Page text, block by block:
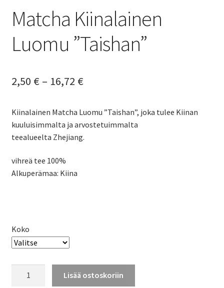
Matcha Kiinalainen
Luomu ”Taishan”
2,50 € – 16,72 €Hintaluokka:
-
Kiinalainen Matcha Luomu ”Taishan”, joka tulee Kiinan
kuuluisimmalta ja arvostetuimmalta
teealueelta Zhejiang.
vihreä tee 100%
Alkuperämaa: Kiina
Koko
Lisää ostoskoriin